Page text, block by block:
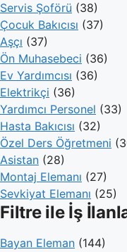
Servis Şoförü (38)
Çocuk Bakıcısı (37)
Aşçı (37)
Ön Muhasebeci (36)
Ev Yardımcısı (36)
Elektrikçi (36)
Yardımcı Personel (33)
Hasta Bakıcısı (32)
Özel Ders Öğretmeni
Asistan (28)
Montaj Elemanı (27)
Sevkiyat Elemanı (25)
Filtre ile İş
Bayan Eleman (144)